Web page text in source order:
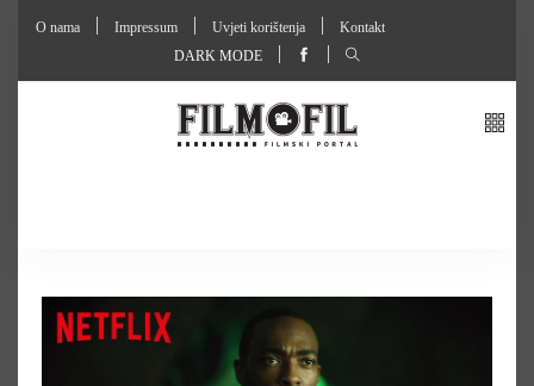
O nama Impressum Uvjeti korištenja
Kontakt
DARK MODE